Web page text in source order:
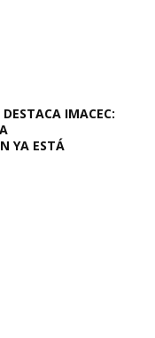
IMACEC:
YA ESTÁ